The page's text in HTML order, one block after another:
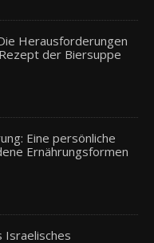
Herausforderungen
der Biersuppe
Eine persönliche
Ernährungsformen
Israelisches